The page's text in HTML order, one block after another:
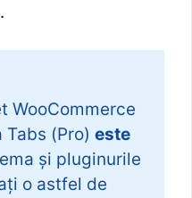
WooCommerce
(Pro) este
și pluginurile
o astfel de